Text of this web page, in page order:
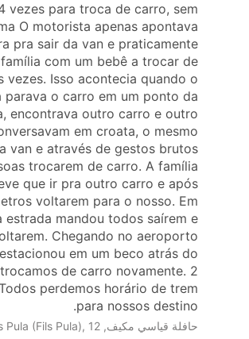
vezes para troca de carro, sem
O motorista apenas apontava
pra sair da van e praticamente
com um bebê a trocar de
vezes. Isso acontecia quando o
parava o carro em um ponto da
encontrava outro carro e outro
em croata, o mesmo
van e através de gestos brutos
trocarem de carro. A família
que ir pra outro carro e após
voltarem para o nosso. Em
estrada mandou todos saírem e
Chegando no aeroporto
em um beco atrás do
de carro novamente. 2
perdemos horário de trem
para nossos destino.
حافلة قياسي مكيف, Fils Pula (Fils Pula), 12‏/09‏/2023